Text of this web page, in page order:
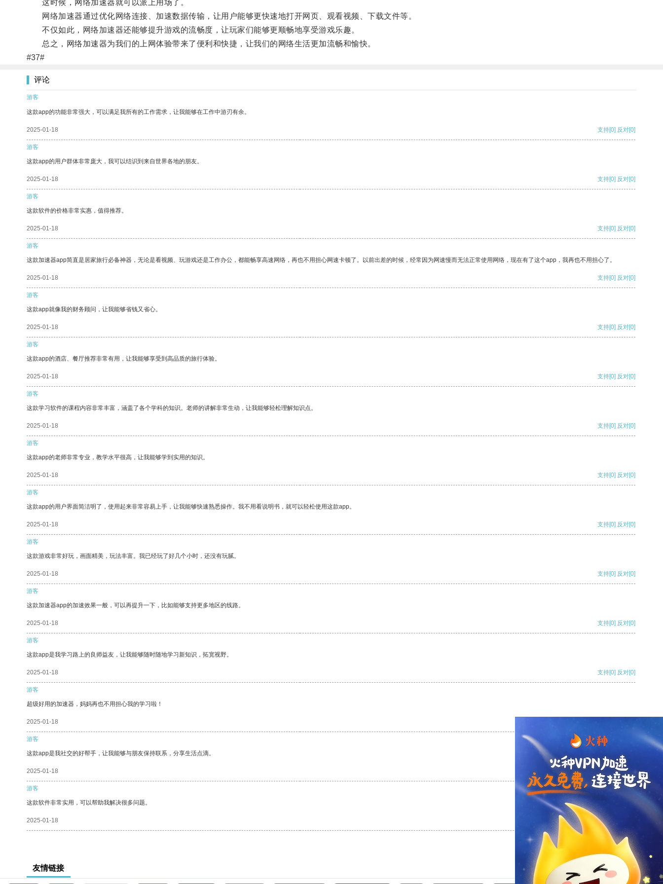
这时候，网络加速器就可以派上用场了。
网络加速器通过优化网络连接、加速数据传输，让用户能够更快速地打开网页、观看视频、下载文件等。
不仅如此，网络加速器还能够提升游戏的流畅度，让玩家们能够更顺畅地享受游戏乐趣。
总之，网络加速器为我们的上网体验带来了便利和快捷，让我们的网络生活更加流畅和愉快。
#37#
评论
游客
这款app的功能非常强大，可以满足我所有的工作需求，让我能够在工作中游刃有余。
2025-01-18 支持[0] 反对[0]
游客
这款app的用户群体非常庞大，我可以结识到来自世界各地的朋友。
2025-01-18 支持[0] 反对[0]
游客
这款软件的价格非常实惠，值得推荐。
2025-01-18 支持[0] 反对[0]
游客
这款加速器app简直是居家旅行必备神器，无论是看视频、玩游戏还是工作办公，都能畅享高速网络，再也不用担心网速卡顿了。以前出差的时候，经常因为网速慢而无法正常使用网络，现在有了这个app，我再也不用担心了。
2025-01-18 支持[0] 反对[0]
游客
这款app就像我的财务顾问，让我能够省钱又省心。
2025-01-18 支持[0] 反对[0]
游客
这款app的酒店、餐厅推荐非常有用，让我能够享受到高品质的旅行体验。
2025-01-18 支持[0] 反对[0]
游客
这款学习软件的课程内容非常丰富，涵盖了各个学科的知识。老师的讲解非常生动，让我能够轻松理解知识点。
2025-01-18 支持[0] 反对[0]
游客
这款app的老师非常专业，教学水平很高，让我能够学到实用的知识。
2025-01-18 支持[0] 反对[0]
游客
这款app的用户界面简洁明了，使用起来非常容易上手，让我能够快速熟悉操作。我不用看说明书，就可以轻松使用这款app。
2025-01-18 支持[0] 反对[0]
游客
这款游戏非常好玩，画面精美，玩法丰富。我已经玩了好几个小时，还没有玩腻。
2025-01-18 支持[0] 反对[0]
游客
这款加速器app的加速效果一般，可以再提升一下，比如能够支持更多地区的线路。
2025-01-18 支持[0] 反对[0]
游客
这款app是我学习路上的良师益友，让我能够随时随地学习新知识，拓宽视野。
2025-01-18 支持[0] 反对[0]
游客
超级好用的加速器，妈妈再也不用担心我的学习啦！
2025-01-18
游客
这款app是我社交的好帮手，让我能够与朋友保持联系，分享生活点滴。
2025-01-18 支持 [0] 反对 [0]
游客
这款软件非常实用，可以帮助我解决很多问题。
2025-01-18 支持
友情链接